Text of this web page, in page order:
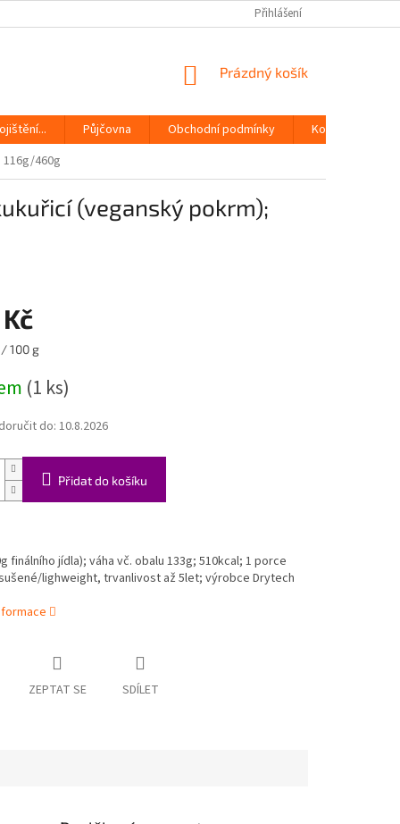
Přihlášení
NÁKUPNÍ
Prázdný košík
Půjčovna Obchodní podmínky
Kontakty
460g
(veganský pokrm);
100 g
(1 ks)
do: 10.8.2026
Přidat do košíku
finálního jídla); váha vč. obalu 133g; 510kcal; 1 porce
lighweight, trvanlivost až 5let; výrobce Drytech
ZEPTAT SE SDÍLET